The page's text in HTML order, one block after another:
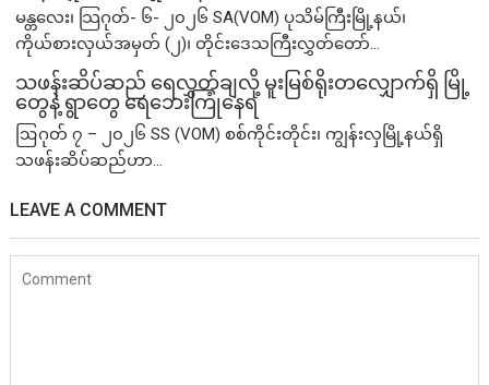
မန္တလေး၊ သြဂုတ်- ၆- ၂၀၂၆ SA(VOM) ပုသိမ်ကြီးမြို့နယ်၊
ကိုယ်စားလှယ်အမှတ် (၂)၊ တိုင်းဒေသကြီးလွှတ်တော်...
သဖန်းဆိပ်ဆည် ရေလွှတ်ချလို့ မူးမြစ်ရိုးတလျှောက်ရှိ မြို့
တွေနဲ့ ရွာတွေ ရေဘေးကြုံနေရ
ဩဂုတ် ၇ – ၂၀၂၆ SS (VOM) စစ်ကိုင်းတိုင်း၊ ကျွန်းလှမြို့နယ်ရှိ
သဖန်းဆိပ်ဆည်ဟာ...
LEAVE A COMMENT